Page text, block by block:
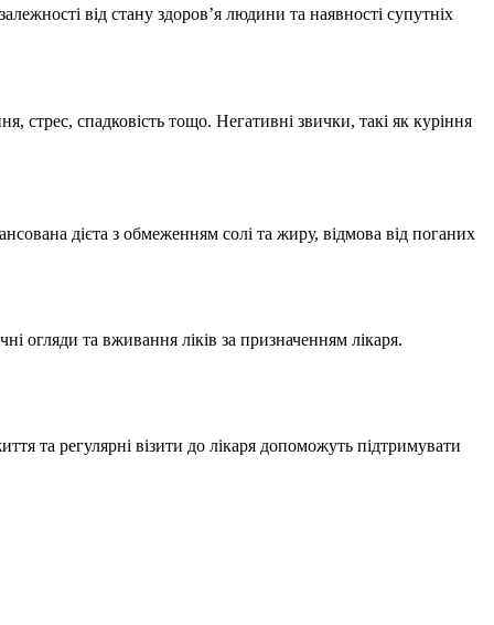
від стану здоров’я людини та наявності супутніх
стрес, спадковість тощо. Негативні звички, такі як куріння
дієта з обмеженням солі та жиру, відмова від поганих
огляди та вживання ліків за призначенням лікаря.
та регулярні візити до лікаря допоможуть підтримувати